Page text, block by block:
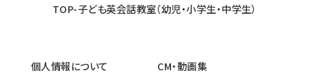
TOP-子ども英会話教室（幼児・小学生・中学生）
個人情報について
CM・動画集